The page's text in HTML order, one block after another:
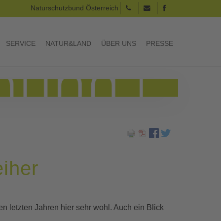
Naturschutzbund Österreich
SERVICE NATUR&LAND ÜBER UNS PRESSE
letzten Jahren hier sehr wohl. Auch ein Blick